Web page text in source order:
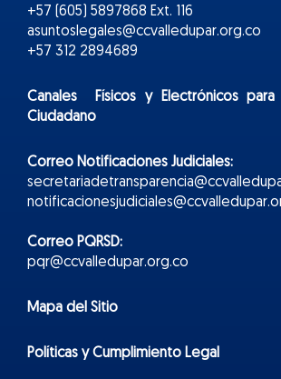
+57 (605) 5897868 Ext. 116
asuntoslegales@ccvalledupar.org.co
+57 312 2894689
Canales Físicos yElectrónicospara
Ciudadano
Correo Notificaciones Judiciales:
Correo PQRSD:
pqr@ccvalledupar.org.co
Mapa del Sitio
Políticas y Cumplimiento Legal